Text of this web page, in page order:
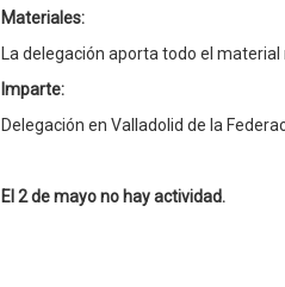
Materiales:
La delegación aporta todo el material
Imparte:
Delegación en Valladolid de la
El 2 de mayo no hay actividad.